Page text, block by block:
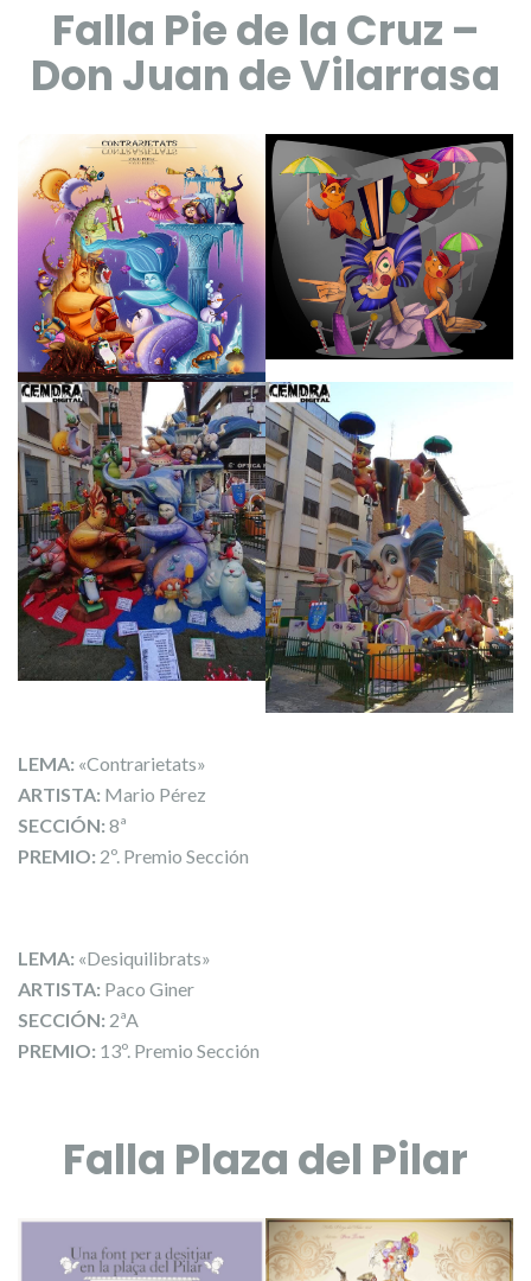
Falla Pie de la Cruz –
Don Juan de Vilarrasa
LEMA: «Contrarietats»
ARTISTA: Mario Pérez
SECCIÓN: 8ª
PREMIO: 2º. Premio Sección
LEMA: «Desiquilibrats»
ARTISTA: Paco Giner
SECCIÓN: 2ªA
PREMIO: 13º. Premio Sección
Falla Plaza del Pilar